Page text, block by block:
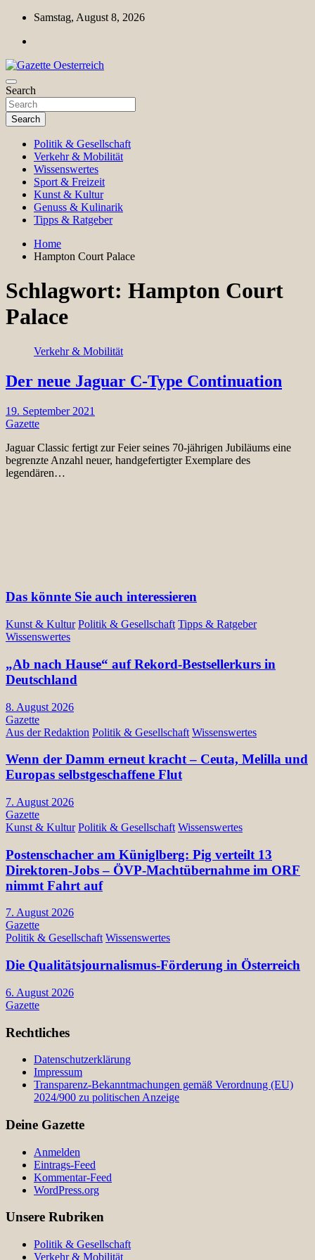
Skip
content
Samstag, August 8, 2026
Gazette Oesterreich
Magazin für Freizeit, Politik, Kultur & Wissenschaft
Search
Search
Politik & Gesellschaft
Verkehr & Mobilität
Wissenswertes
Sport & Freizeit
Kunst & Kultur
Genuss & Kulinarik
Tipps & Ratgeber
Home
Hampton Court Palace
Schlagwort: Hampton Court
Palace
Verkehr & Mobilität
Der neue Jaguar C-Type Continuation
19. September 2021
Gazette
Jaguar Classic fertigt zur Feier seines 70-jährigen Jubiläums eine
begrenzte Anzahl neuer, handgefertigter Exemplare des
legendären…
Das könnte Sie auch interessieren
Kunst & Kultur Politik & Gesellschaft Tipps & Ratgeber
Wissenswertes
„Ab nach Hause“ auf Rekord-Bestsellerkurs in
Deutschland
8. August 2026
Gazette
Aus der Redaktion Politik & Gesellschaft Wissenswertes
Wenn der Damm erneut kracht – Ceuta, Melilla und
Europas selbstgeschaffene Flut
7. August 2026
Gazette
Kunst & Kultur Politik & Gesellschaft Wissenswertes
Postenschacher am Küniglberg: Pig verteilt 13
Direktoren-Jobs – ÖVP-Machtübernahme im ORF
nimmt Fahrt auf
7. August 2026
Gazette
Politik & Gesellschaft Wissenswertes
Die Qualitätsjournalismus-Förderung in Österreich
6. August 2026
Gazette
Rechtliches
Datenschutzerklärung
Impressum
Transparenz-Bekanntmachungen gemäß Verordnung (EU)
2024/900 zu politischen Anzeige
Deine Gazette
Anmelden
Eintrags-Feed
Kommentar-Feed
WordPress.org
Unsere Rubriken
Politik & Gesellschaft
Verkehr & Mobilität